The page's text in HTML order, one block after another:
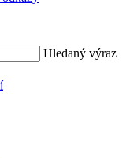
Hledaný výraz